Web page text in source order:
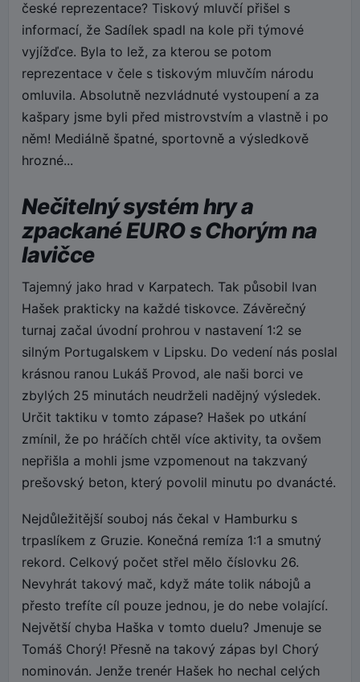
české reprezentace? Tiskový mluvčí přišel s
informací, že Sadílek spadl na kole při týmové
vyjížďce. Byla to lež, za kterou se potom
reprezentace v čele s tiskovým mluvčím národu
omluvila. Absolutně nezvládnuté vystoupení a za
kašpary jsme byli před mistrovstvím a vlastně i po
něm! Mediálně špatné, sportovně a výsledkově
hrozné...
Nečitelný systém hry a
zpackané EURO s Chorým na
lavičce
Tajemný jako hrad v Karpatech. Tak působil Ivan
Hašek prakticky na každé tiskovce. Závěrečný
turnaj začal úvodní prohrou v nastavení 1:2 se
silným Portugalskem v Lipsku. Do vedení nás poslal
krásnou ranou Lukáš Provod, ale naši borci ve
zbylých 25 minutách neudrželi nadějný výsledek.
Určit taktiku v tomto zápase? Hašek po utkání
zmínil, že po hráčích chtěl více aktivity, ta ovšem
nepřišla a mohli jsme vzpomenout na takzvaný
prešovský beton, který povolil minutu po dvanácté.
Nejdůležitější souboj nás čekal v Hamburku s
trpaslíkem z Gruzie. Konečná remíza 1:1 a smutný
rekord. Celkový počet střel mělo číslovku 26.
Nevyhrát takový mač, když máte tolik nábojů a
přesto trefíte cíl pouze jednou, je do nebe volající.
Největší chyba Haška v tomto duelu? Jmenuje se
Tomáš Chorý! Přesně na takový zápas byl Chorý
nominován. Jenže trenér Hašek ho nechal celých